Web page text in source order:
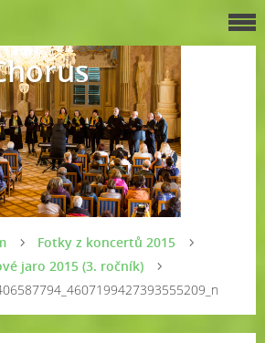
Fotky z koncertů 2015
jaro 2015 (3. ročník)